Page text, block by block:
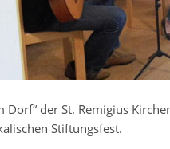
Dorf“ der St. Remigius
Stiftungsfest.